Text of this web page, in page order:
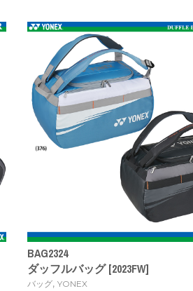
BAG2324
ダッフルバッグ [2023FW]
バッグ, YONEX